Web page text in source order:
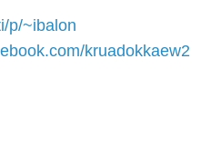
p/~ibalon
kruadokkaew2